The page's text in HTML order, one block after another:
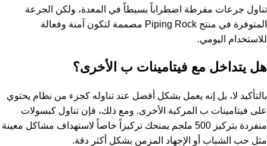
تناول جرعات مفرطة اضطراباً بسيطاً في المعدة، ولكن الجرعة
المتوفرة في منتج Piping Rock مصممة لتكون آمنة وفعالة
للاستخدام اليومي.
هل يتداخل مع فيتامينات ب الأخرى؟
بالتأكيد لا، بل إنه يعمل بشكل أفضل عند تناوله كجزء من نظام يحتوي
على فيتامينات ب المركبة الأخرى. ومع ذلك، فإن تناول كبسولات
منفردة بتركيز 500 ملجم يمنحك تركيزاً خاصاً لاستهداف مشاكل معينة
مثل حب الشباب أو الإجهاد المزمن بشكل أكثر دقة.